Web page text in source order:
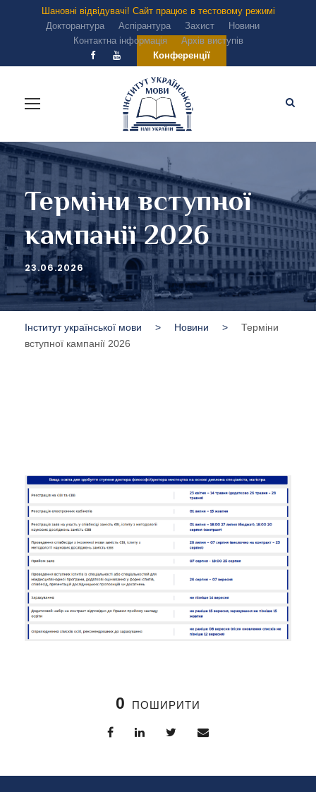
Шановні відвідувачі! Сайт працює в тестовому режимі
Докторантура
Аспірантура Захист
Новини
Контактна інформація
Архів виступів
Конференції
Терміни вступної
кампанії 2026
23.06.2026
Інститут української мови > Новини >
Терміни
вступної кампанії 2026
0 ПОШИРИТИ